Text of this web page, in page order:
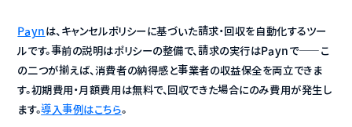
Payn は、キャンセルポリシーに基づいた請求・回収を自動化するツー
ルです。事前の説明はポリシーの整備で、請求の実行はPaynで——こ
の二つが揃えば、消費者の納得感と事業者の収益保全を両立できま
す。初期費用・月額費用は無料で、回収できた場合にのみ費用が発生し
ます。導入事例はこちら。